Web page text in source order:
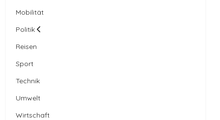
Mobilität
Politik
Reisen
Sport
Technik
Umwelt
Wirtschaft